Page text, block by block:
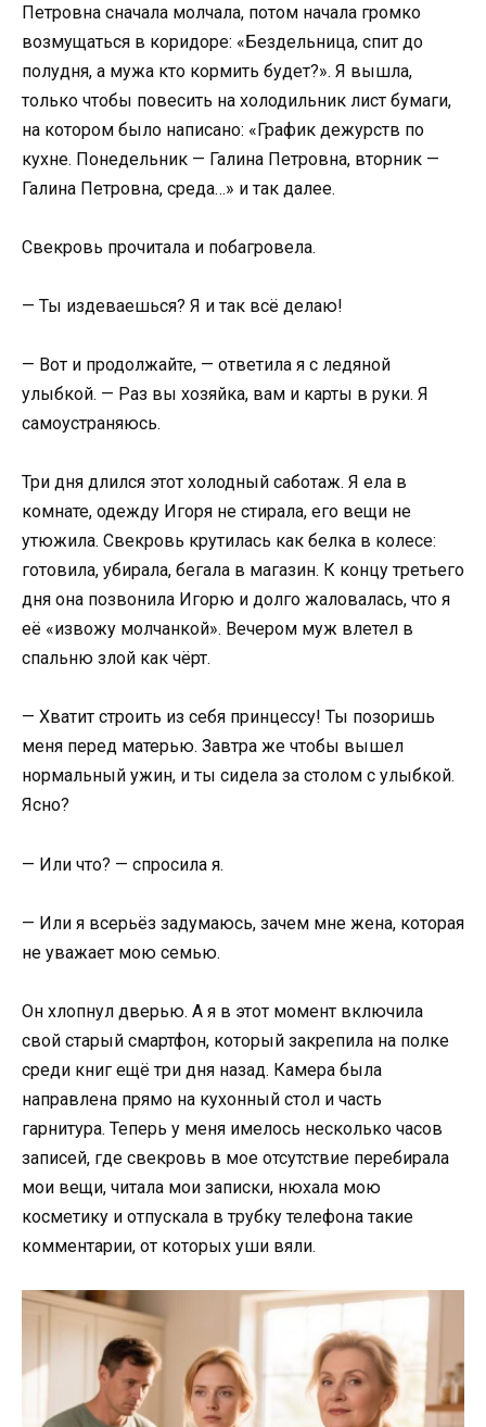
Петровна сначала молчала, потом начала громко
возмущаться в коридоре: «Бездельница, спит до
полудня, а мужа кто кормить будет?». Я вышла,
только чтобы повесить на холодильник лист бумаги,
на котором было написано: «График дежурств по
кухне. Понедельник — Галина Петровна, вторник —
Галина Петровна, среда…» и так далее.
Свекровь прочитала и побагровела.
— Ты издеваешься? Я и так всё делаю!
— Вот и продолжайте, — ответила я с ледяной
улыбкой. — Раз вы хозяйка, вам и карты в руки. Я
самоустраняюсь.
Три дня длился этот холодный саботаж. Я ела в
комнате, одежду Игоря не стирала, его вещи не
утюжила. Свекровь крутилась как белка в колесе:
готовила, убирала, бегала в магазин. К концу третьего
дня она позвонила Игорю и долго жаловалась, что я
её «извожу молчанкой». Вечером муж влетел в
спальню злой как чёрт.
— Хватит строить из себя принцессу! Ты позоришь
меня перед матерью. Завтра же чтобы вышел
нормальный ужин, и ты сидела за столом с улыбкой.
Ясно?
— Или что? — спросила я.
— Или я всерьёз задумаюсь, зачем мне жена, которая
не уважает мою семью.
Он хлопнул дверью. А я в этот момент включила
свой старый смартфон, который закрепила на полке
среди книг ещё три дня назад. Камера была
направлена прямо на кухонный стол и часть
гарнитура. Теперь у меня имелось несколько часов
записей, где свекровь в мое отсутствие перебирала
мои вещи, читала мои записки, нюхала мою
косметику и отпускала в трубку телефона такие
комментарии, от которых уши вяли.